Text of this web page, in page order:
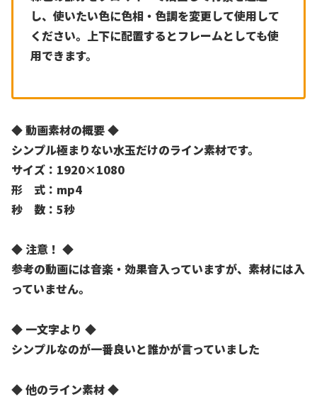
し、使いたい色に色相・色調を変更して使用して
ください。上下に配置するとフレームとしても使
用できます。
◆ 動画素材の概要 ◆
シンプル極まりない水玉だけのライン素材です。
サイズ：1920×1080
形 式：mp4
秒 数：5秒
◆ 注意！ ◆
参考の動画には音楽・効果音入っていますが、素材には入
っていません。
◆ 一文字より ◆
シンプルなのが一番良いと誰かが言っていました
◆ 他のライン素材 ◆